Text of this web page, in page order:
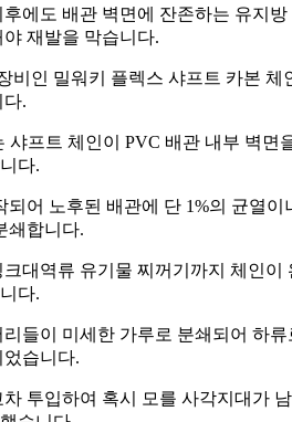
에도 배관 벽면에 잔존하는 유지방
재발을 막습니다.
비인 밀워키 플렉스 샤프트 카본 체
.
샤프트 체인이 PVC 배관 내부 벽면
다.
어 노후된 배관에 단 1%의 균열이
쇄합니다.
대역류 유기물 찌꺼기까지 체인이
다.
들이 미세한 가루로 분쇄되어 하류
습니다.
투입하여 혹시 모를 사각지대가